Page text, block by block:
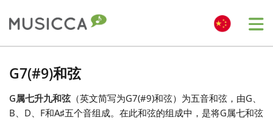
Български
G7(#9)和弦
G属七升九和弦 （英文简写为G7(#9)和弦）为五音和弦，由G、
B、D、F和A♯五个音组成。在此和弦的组成中，是将G属七和弦